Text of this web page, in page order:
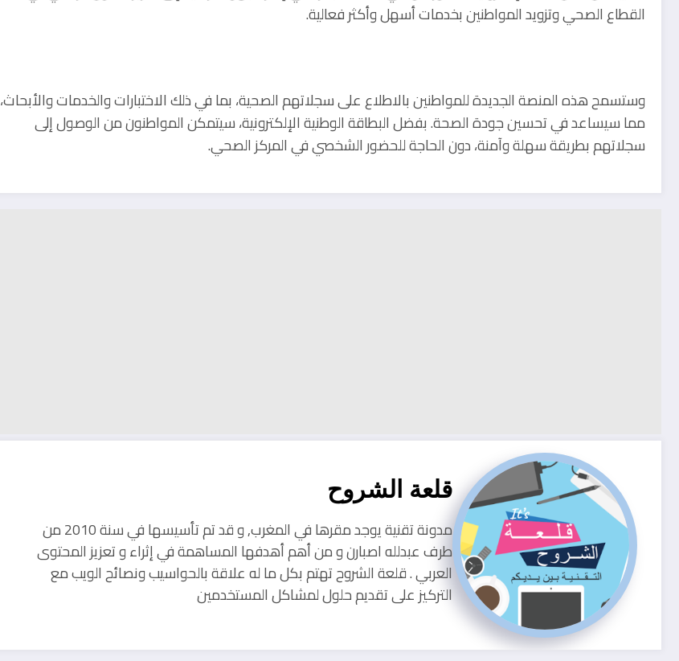
القطاع الصحي وتزويد المواطنين بخدمات أسهل وأكثر فعالية.
وستسمح هذه المنصة الجديدة للمواطنين بالاطلاع على سجلاتهم الصحية، بما في ذلك الاختبارات والخدمات والأبحاث،
مما سيساعد في تحسين جودة الصحة. بفضل البطاقة الوطنية الإلكترونية، سيتمكن المواطنون من الوصول إلى
سجلاتهم بطريقة سهلة وآمنة، دون الحاجة للحضور الشخصي في المركز الصحي.
قلعة الشروح
مدونة تقنية يوجد مقرها في المغرب, و قد تم تأسيسها في سنة 2010 من
طرف عبدلله اصبارن و من أهم أهدفها المساهمة في إثراء و تعزيز المحتوى
العربي . قلعة الشروح تهتم بكل ما له علاقة بالحواسيب ونصائح الويب مع
التركيز على تقديم حلول لمشاكل المستخدمين